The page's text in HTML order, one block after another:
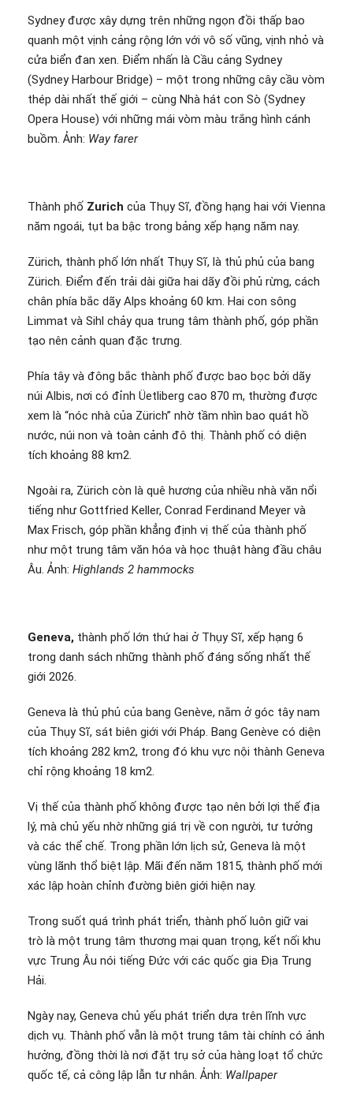
Sydney được xây dựng trên những ngọn đồi thấp bao
quanh một vịnh cảng rộng lớn với vô số vũng, vịnh nhỏ và
cửa biển đan xen. Điểm nhấn là Cầu cảng Sydney
(Sydney Harbour Bridge) – một trong những cây cầu vòm
thép dài nhất thế giới – cùng Nhà hát con Sò (Sydney
Opera House) với những mái vòm màu trắng hình cánh
buồm. Ảnh: Way farer
Thành phố Zurich của Thụy Sĩ, đồng hạng hai với Vienna
năm ngoái, tụt ba bậc trong bảng xếp hạng năm nay.
Zürich, thành phố lớn nhất Thụy Sĩ, là thủ phủ của bang
Zürich. Điểm đến trải dài giữa hai dãy đồi phủ rừng, cách
chân phía bắc dãy Alps khoảng 60 km. Hai con sông
Limmat và Sihl chảy qua trung tâm thành phố, góp phần
tạo nên cảnh quan đặc trưng.
Phía tây và đông bắc thành phố được bao bọc bởi dãy
núi Albis, nơi có đỉnh Üetliberg cao 870 m, thường được
xem là “nóc nhà của Zürich” nhờ tầm nhìn bao quát hồ
nước, núi non và toàn cảnh đô thị. Thành phố có diện
tích khoảng 88 km2.
Ngoài ra, Zürich còn là quê hương của nhiều nhà văn nổi
tiếng như Gottfried Keller, Conrad Ferdinand Meyer và
Max Frisch, góp phần khẳng định vị thế của thành phố
như một trung tâm văn hóa và học thuật hàng đầu châu
Âu. Ảnh: Highlands 2 hammocks
Geneva, thành phố lớn thứ hai ở Thụy Sĩ, xếp hạng 6
trong danh sách những thành phố đáng sống nhất thế
giới 2026.
Geneva là thủ phủ của bang Genève, nằm ở góc tây nam
của Thụy Sĩ, sát biên giới với Pháp. Bang Genève có diện
tích khoảng 282 km2, trong đó khu vực nội thành Geneva
chỉ rộng khoảng 18 km2.
Vị thế của thành phố không được tạo nên bởi lợi thế địa
lý, mà chủ yếu nhờ những giá trị về con người, tư tưởng
và các thể chế. Trong phần lớn lịch sử, Geneva là một
vùng lãnh thổ biệt lập. Mãi đến năm 1815, thành phố mới
xác lập hoàn chỉnh đường biên giới hiện nay.
Trong suốt quá trình phát triển, thành phố luôn giữ vai
trò là một trung tâm thương mại quan trọng, kết nối khu
vực Trung Âu nói tiếng Đức với các quốc gia Địa Trung
Hải.
Ngày nay, Geneva chủ yếu phát triển dựa trên lĩnh vực
dịch vụ. Thành phố vẫn là một trung tâm tài chính có ảnh
hưởng, đồng thời là nơi đặt trụ sở của hàng loạt tổ chức
quốc tế, cả công lập lẫn tư nhân. Ảnh: Wallpaper